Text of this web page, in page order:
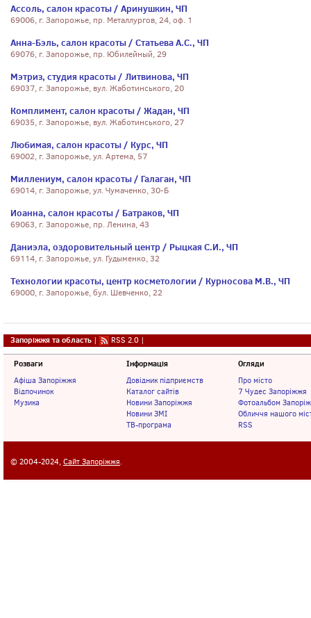
Ассоль, салон красоты / Аринушкин, ЧП
69006, г. Запорожье, пр. Металлургов, 24, оф. 1
Анна-Бэль, салон красоты / Статьева А.С., ЧП
69076, г. Запорожье, пр. Юбилейный, 29
Мэтриз, студия красоты / Литвинова, ЧП
69037, г. Запорожье, вул. Жаботинського, 20
Комплимент, салон красоты / Жадан, ЧП
69035, г. Запорожье, вул. Жаботинського, 27
Любимая, салон красоты / Курс, ЧП
69002, г. Запорожье, ул. Артема, 57
Миллениум, салон красоты / Галаган, ЧП
69014, г. Запорожье, ул. Чумаченко, 30-Б
Иоанна, салон красоты / Батраков, ЧП
69063, г. Запорожье, пр. Ленина, 43
Даниэла, оздоровительный центр / Рыцкая С.И., ЧП
69114, г. Запорожье, ул. Гудыменко, 32
Технологии красоты, центр косметологии / Курносова М.В., ЧП
69000, г. Запорожье, бул. Шевченко, 22
Запоріжжя та область | RSS 2.0 |
Розваги
Афіша Запоріжжя
Відпочинок
Музика
Інформація
Довідник підприємств
Каталог сайтів
Новини Запоріжжя
Новини ЗМІ
ТВ-програма
Огляди
Про місто
7 Чудес Запоріжжя
Фотоальбом
Обличчя нашого
RSS
© 2004-2024, Сайт Запоріжжя.